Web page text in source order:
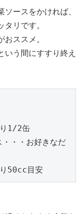
ースをかければ、
リです。
ススメ。
いう間にすすり終え
り1/2缶
・・・お好きなだ
り50cc目安